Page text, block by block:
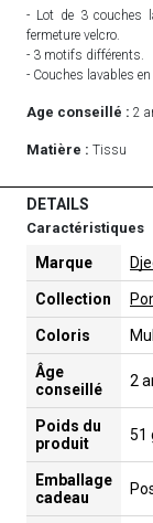
- Lot de 3 couches
fermeture velcro.
- 3 motifs différents.
- Couches lavables
Age conseillé : 2
Matière : Tissu
DETAILS
Caractéristiques
Marque
Collection
Coloris
Âge
conseillé
2
Poids du
produit
51
Emballage
cadeau